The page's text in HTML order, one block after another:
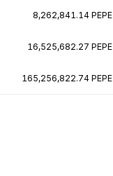
8,262,841.14 PEPE
16,525,682.27 PEPE
165,256,822.74 PEPE